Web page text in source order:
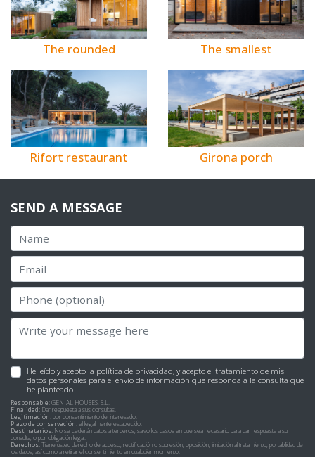
The rounded The smallest
Rifort restaurant Girona porch
SEND A MESSAGE
He leído y acepto la política de privacidad, y acepto el tratamiento de mis
datos personales para el envío de información que responda a la consulta que
he planteado
Responsable:GENIAL HOUSES, S.L.
Finalidad: Dar respuesta a sus consultas.
Legitimación:por consentimiento del interesado.
Plazo de conservación:el legalmente establecido.
Destinatarios: No se cederán datos a terceros, salvo los casos en que sea necesario para dar respuesta a su
consulta, o por obligación legal.
Derechos:Tiene usted derecho de acceso, rectificación o supresión, oposición, limitación al tratamiento, portabilidad de
los datos, así como a retirar el consentimiento en cualquier momento.